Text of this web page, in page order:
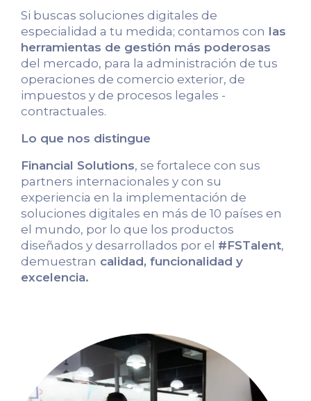
Si buscas soluciones digitales de
especialidad a tu medida; contamos con las
herramientas de gestión más poderosas
del mercado, para la administración de tus
operaciones de comercio exterior, de
impuestos y de procesos legales -
contractuales.
Lo que nos distingue
Financial Solutions, se fortalece con sus
partners internacionales y con su
experiencia en la implementación de
soluciones digitales en más de 10 países en
el mundo, por lo que los productos
diseñados y desarrollados por el #FSTalent,
demuestran calidad, funcionalidad y
excelencia.